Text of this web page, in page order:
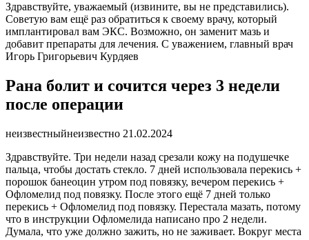
Здравствуйте, уважаемый (извините, вы не представились).
Советую вам ещё раз обратиться к своему врачу, который
имплантировал вам ЭКС. Возможно, он заменит мазь и
добавит препараты для лечения. С уважением, главный врач
Игорь Григорьевич Курдяев
Рана болит и сочится через 3 недели
после операции
неизвестныйнеизвестно 21.02.2024
Здравствуйте. Три недели назад срезали кожу на подушечке
пальца, чтобы достать стекло. 7 дней использовала перекись +
порошок банеоцин утром под повязку, вечером перекись +
Офломелид под повязку. После этого ещё 7 дней только
перекись + Офломелид под повязку. Перестала мазать, потому
что в инструкции Офломелида написано про 2 недели.
Думала, что уже должно зажить, но не заживает. Вокруг места